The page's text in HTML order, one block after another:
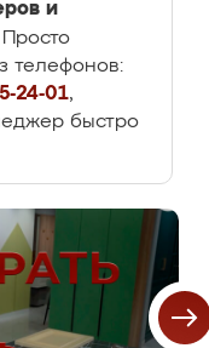
и
телефонов:
24-01,
быстро